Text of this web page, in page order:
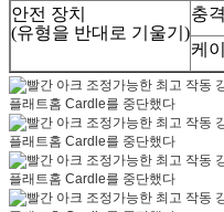
안전 장치
(유형을 반대로 기울기)
충
케